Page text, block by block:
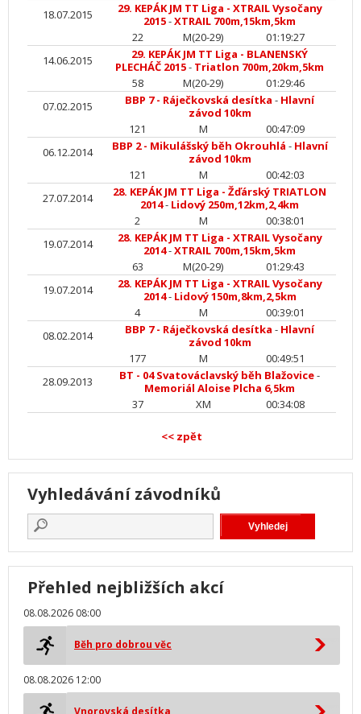
18.07.2015
29. KEPÁK JM TT Liga - XTRAIL Vysočany
2015-XTRAIL 700m,15km,5km
22
M(20-29)
01:19:27
14.06.2015
29. KEPÁK JM TT Liga - BLANENSKÝ
PLECHÁČ 2015- Triatlon 700m,20km,5km
58
M(20-29)
01:29:46
07.02.2015
BBP 7 - Ráječkovská desítka - Hlavní
závod 10km
121
M
00:47:09
06.12.2014
BBP 2 - Mikulášský běh Okrouhlá - Hlavní
závod 10km
121
M
00:42:03
27.07.2014
28. KEPÁK JM TT Liga - Žďárský TRIATLON
2014- Lidový 250m,12km,2,4km
2
M
00:38:01
19.07.2014
28. KEPÁK JM TT Liga - XTRAIL Vysočany
2014-XTRAIL 700m,15km,5km
63
M(20-29)
01:29:43
19.07.2014
28. KEPÁK JM TT Liga - XTRAIL Vysočany
2014- Lidový 150m,8km,2,5km
4
M
00:39:01
08.02.2014
BBP 7 - Ráječkovská desítka - Hlavní
závod 10km
177
M
00:49:51
28.09.2013
BT - 04 Svatováclavský běh Blažovice-
Memoriál Aloise Plcha 6,5km
37
XM 00:34:08
<< zpět
Vyhledávání závodníků
Přehled nejbližších akcí
08.08.2026 08:00
Běh pro dobrou věc
08.08.2026 12:00
Vnorovská desítka